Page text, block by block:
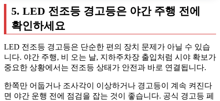
5. LED 전조등 경고등은 야간 주행 전에
확인하세요
LED 전조등 경고등은 단순한 편의 장치 문제가 아닐 수 있습
니다. 야간 주행, 비 오는 날, 지하주차장 출입처럼 시야 확보가
중요한 상황에서는 전조등 상태가 안전과 바로 연결됩니다.
한쪽만 어둡거나 조사각이 이상하거나 경고등이 계속 켜진다
면 야간 운행 전에 점검을 잡는 것이 좋습니다. 공식 경고등 페